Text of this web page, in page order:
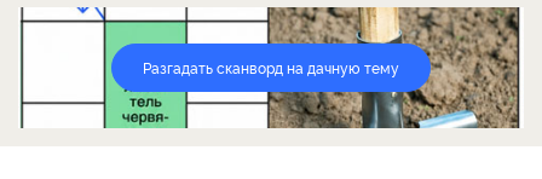
Разгадать сканворд на дачную тему